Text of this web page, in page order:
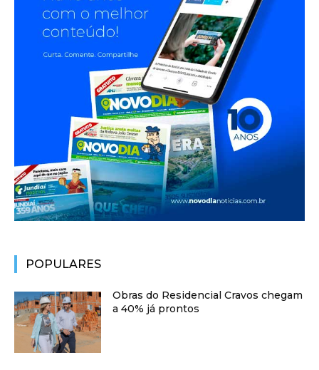
POPULARES
Obras do Residencial Cravos chegam
a 40% já prontos